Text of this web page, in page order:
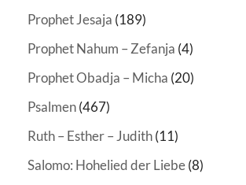
Prophet Jesaja (189)
Prophet Nahum – Zefanja (4)
Prophet Obadja – Micha (20)
Psalmen(467)
Ruth – Esther – Judith(11)
Salomo: Hohelied der Liebe(8)